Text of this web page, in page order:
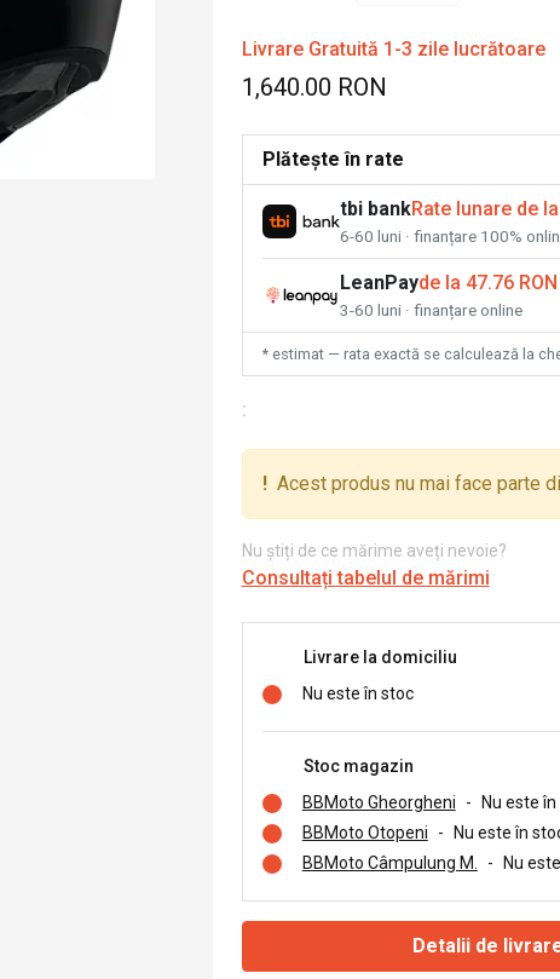
Livrare Gratuită 1-3 zile lucrătoare
1,640.00 RON
Plătește în rate
tbi bankRate lunare de la
6-60 luni · finanțare 100%
LeanPayde la 47.76
3-60 luni · finanțare online
* estimat — rata exactă se calculează la
:
! Acest produs nu mai face parte
Nu știți de ce mărime aveți nevoie?
Consultați tabelul de mărimi
Livrare la domiciliu
Nu este în stoc
Stoc magazin
BBMoto Gheorgheni
-
Nu este
BBMoto Otopeni
-
Nu este în
BBMoto Câmpulung M.
- Nu
Detalii de